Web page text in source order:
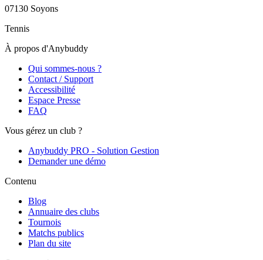
07130 Soyons
Tennis
À propos d'Anybuddy
Qui sommes-nous ?
Contact / Support
Accessibilité
Espace Presse
FAQ
Vous gérez un club ?
Anybuddy PRO - Solution Gestion
Demander une démo
Contenu
Blog
Annuaire des clubs
Tournois
Matchs publics
Plan du site